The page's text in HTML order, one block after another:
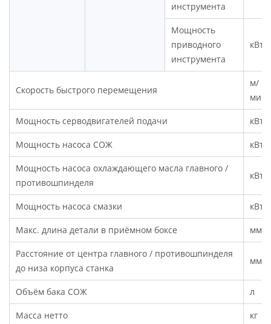
инструмента
Мощность
приводного
инструмента
кВт
Скорость быстрого перемещения
м/
мин
Мощность серводвигателей подачи кВт
Мощность насоса СОЖ кВт
Мощность насоса охлаждающего масла главного /
противошпинделя
кВт
Мощность насоса смазки кВт
Макс. длина детали в приёмном боксе мм
Расстояние от центра главного / противошпинделя
до низа корпуса станка
мм
Объём бака СОЖ л
Масса нетто кг